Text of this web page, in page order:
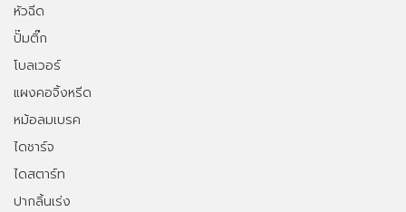
หัวฉีด
ปั๊มติ๊ก
โบลเวอร์
แผงคอจิ้งหรีด
หม้อลมเบรค
ไดชาร์จ
ไดสตาร์ท
ปากลิ้นเร่ง